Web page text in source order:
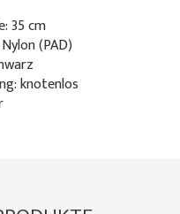
35 cm
(PAD)
knotenlos